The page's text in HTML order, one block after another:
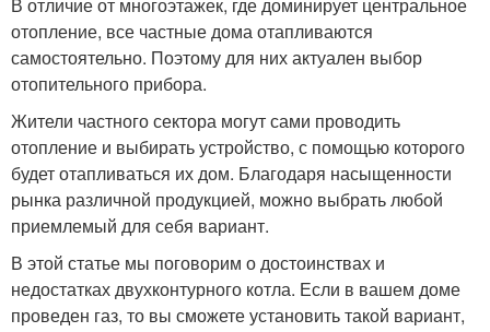
отопление, все частные дома отапливаются
самостоятельно. Поэтому для них актуален выбор
отопительного прибора.
Жители частного сектора могут сами проводить
отопление и выбирать устройство, с помощью которого
будет отапливаться их дом. Благодаря насыщенности
рынка различной продукцией, можно выбрать любой
приемлемый для себя вариант.
В этой статье мы поговорим о достоинствах и
недостатках двухконтурного котла. Если в вашем доме
проведен газ, то вы сможете установить такой вариант,